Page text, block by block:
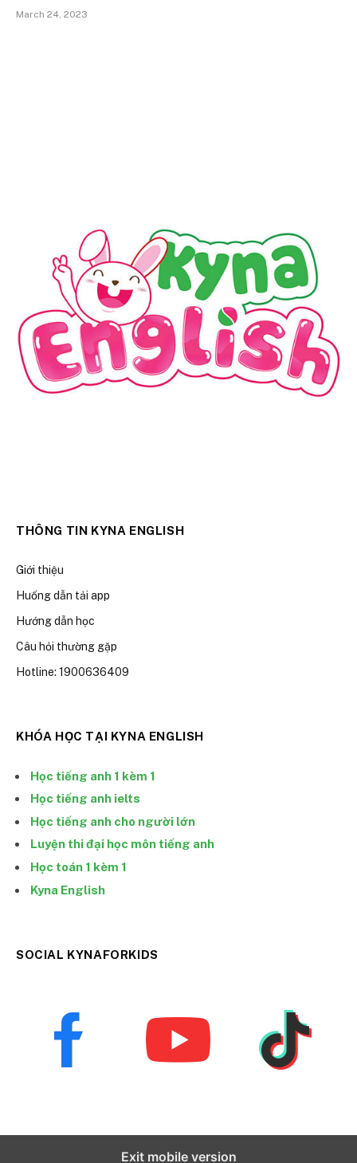
March 24, 2023
THÔNG TIN KYNA ENGLISH
Giới thiệu
Huống dẫn tải app
Hướng dẫn học
Câu hỏi thường gặp
Hotline: 1900636409
KHÓA HỌC TẠI KYNA ENGLISH
Học tiếng anh 1 kèm 1
Học tiếng anh ielts
Học tiếng anh cho người lớn
Luyện thi đại học môn tiếng anh
Học toán 1 kèm 1
Kyna English
SOCIAL KYNAFORKIDS
Exit mobile version